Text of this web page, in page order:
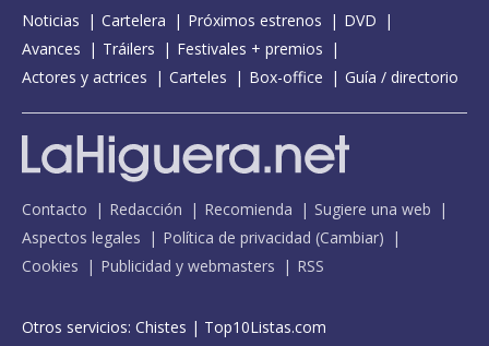
Noticias Cartelera Próximos estrenos
DVD
Avances
Tráilers
Festivales + premios
Actores y actrices
Carteles Box-office Guía / directorio
Contacto Redacción Recomienda
Sugiere una web
Aspectos legales
Política de privacidad (Cambiar)
Cookies
Publicidad y webmasters RSS
Otros servicios: Chistes | Top10Listas.com